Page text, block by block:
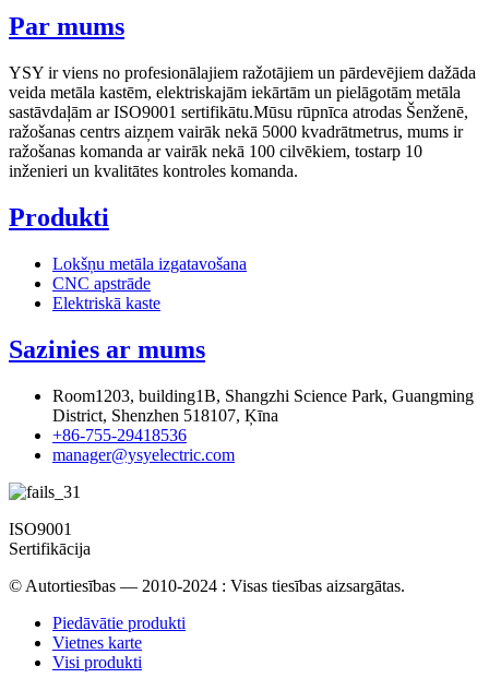
Par mums
YSY ir viens no profesionālajiem ražotājiem un pārdevējiem dažāda
veida metāla kastēm, elektriskajām iekārtām un pielāgotām metāla
sastāvdaļām ar ISO9001 sertifikātu.Mūsu rūpnīca atrodas Šenženē,
ražošanas centrs aizņem vairāk nekā 5000 kvadrātmetrus, mums ir
ražošanas komanda ar vairāk nekā 100 cilvēkiem, tostarp 10
inženieri un kvalitātes kontroles komanda.
Produkti
Lokšņu metāla izgatavošana
CNC apstrāde
Elektriskā kaste
Sazinies ar mums
Room1203, building1B, Shangzhi Science Park, Guangming
District, Shenzhen 518107, Ķīna
+86-755-29418536
manager@ysyelectric.com
ISO9001
Sertifikācija
© Autortiesības — 2010-2024 : Visas tiesības aizsargātas.
Piedāvātie produkti
Vietnes karte
Visi produkti